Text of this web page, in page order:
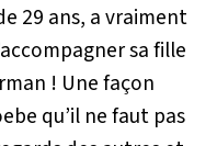
29 ans, a vraiment
sa fille
! Une façon
qu’il ne faut pas